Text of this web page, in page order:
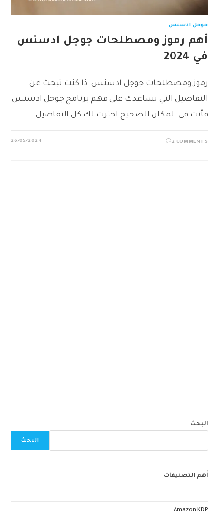
جوجل ادسنس
أهم رموز ومصطلحات جوجل ادسنس
في 2024
رموز ومصطلحات جوجل ادسنس اذا كنت تبحث عن
التفاصيل التي تساعدك على فهم برنامج جوجل ادسنس
فأنت في المكان الصحيح اخترت لك كل التفاصيل
2 COMMENTS
26/05/2024
البحث
البحث
أهم التصنيفات
Amazon KDP